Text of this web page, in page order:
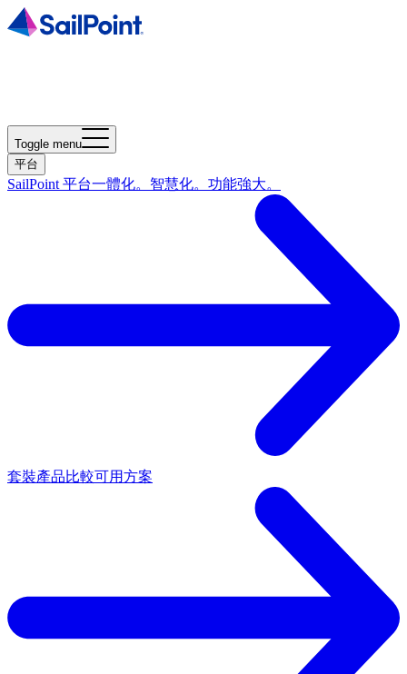
Toggle menu
平台
SailPoint 平台一體化。智慧化。功能強大。
套裝產品比較可用方案